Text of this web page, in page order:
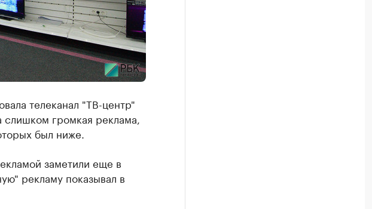
телеканал "ТВ-центр"
громкая реклама,
был ниже.
заметили еще в
рекламу показывал в